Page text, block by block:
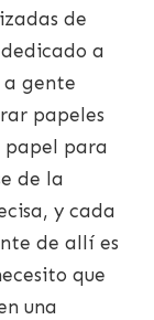
de
a
gente
papeles
papel para
de la
y cada
de allí es
que
una